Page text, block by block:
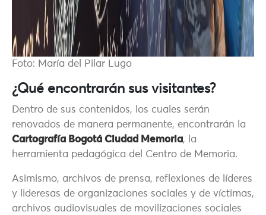
Foto: María del Pilar Lugo
¿Qué encontrarán sus visitantes?
Dentro de sus contenidos, los cuales serán
renovados de manera permanente, encontrarán la
Cartografía Bogotá Ciudad Memoria, la
herramienta pedagógica del Centro de Memoria.
Asimismo, archivos de prensa, reflexiones de líderes
y lideresas de organizaciones sociales y de víctimas,
archivos audiovisuales de movilizaciones sociales